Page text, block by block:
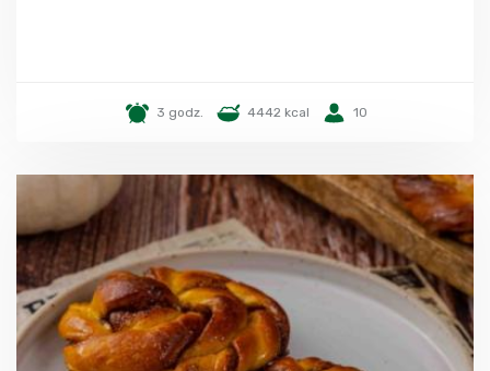
3 godz. 4442 kcal 10